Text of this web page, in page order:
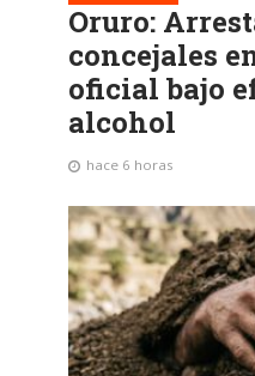
Oruro:
concejales
oficial bajo
alcohol
hace 6 horas